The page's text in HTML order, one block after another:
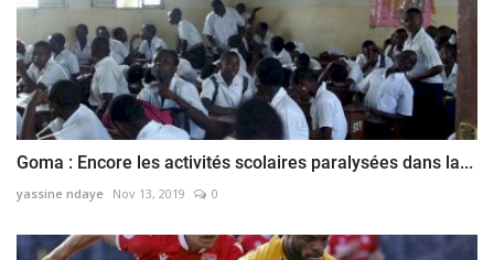
Goma : Encore les activités scolaires paralysées dans la...
yassine ndaye Nov 13, 2019 0